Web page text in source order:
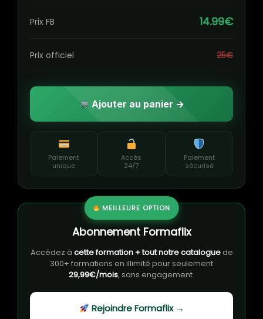
Prix FB 14.99€
Prix officiel 25€
Ajouter au panier →
Paiement
unique
Accès
24/7
Paiement
sécurisé
MEILLEURE OPTION
Abonnement Formaflix
Accédez à cette formation + tout notre cataloguede
300+ formations en illimité pour seulement
29,99€/mois, sans engagement.
Rejoindre Formaflix →